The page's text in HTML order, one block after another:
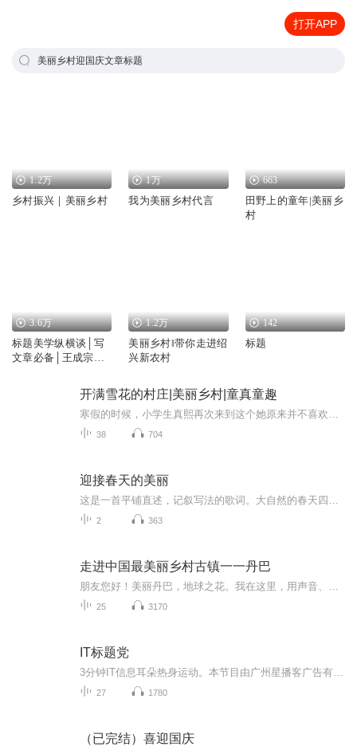
打开APP
美丽乡村迎国庆文章标题
1.2万
乡村振兴｜美丽乡村
1万
我为美丽乡村代言
663
田野上的童年|美丽乡
村
3.6万
标题美学纵横谈│写
文章必备│王成宗著│
1.2万
美丽乡村‖带你走进绍
兴新农村
142
标题
开满雪花的村庄|美丽乡村|童真童趣
38 704
迎接春天的美丽
2 363
走进中国最美丽乡村古镇一一丹巴
25 3170
IT标题党
27 1780
（已完结）喜迎国庆